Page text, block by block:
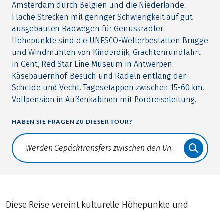
Amsterdam durch Belgien und die Niederlande.
Flache Strecken mit geringer Schwierigkeit auf gut
ausgebauten Radwegen für Genussradler.
Höhepunkte sind die UNESCO-Welterbestätten Brügge
und Windmühlen von Kinderdijk, Grachtenrundfahrt
in Gent, Red Star Line Museum in Antwerpen,
Käsebauernhof-Besuch und Radeln entlang der
Schelde und Vecht. Tagesetappen zwischen 15-60 km.
Vollpension in Außenkabinen mit Bordreiseleitung.
HABEN SIE FRAGEN ZU DIESER TOUR?
Translate: a11y.faq.search
Diese Reise vereint kulturelle Höhepunkte und